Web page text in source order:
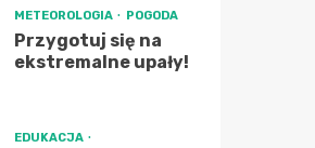
METEOROLOGIA POGODA
Przygotuj się na
ekstremalne upały!
EDUKACJA